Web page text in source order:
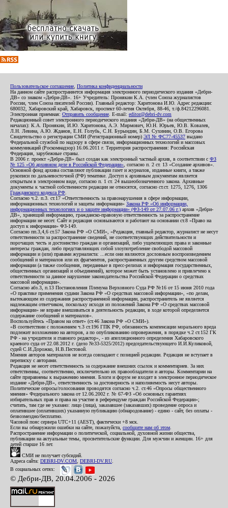
Пользовательское соглашение Политика конфиденциальности
На данном сайте распространяется информация электронного периодического издания «Дебри-
ДВ» со знаком «Дебри-ДВ». 16+ Учредитель: Пронякин К.А. (член Союза журналистов
России, член Союза писателей России). Главный редактор: Харитонова И.Ю. Адрес редакции:
680032, Хабаровский край, Хабаровск, проспект 60-летия Октября, 88-46, т./ф.84212296081.
Электронная приемная: Отправить сообщение . E-mail: editor@debri-dv.com
Редакционный совет электронного периодического издания «Дебри-ДВ» (на общественных
началах): К.А. Пронякин, И.Ю. Харитонова, А.Э. Мирмович, Ю.Н. Юрьев, Ю.В. Ковалев,
Л.Н. Левина, А.Ю. Жданов, Е.Н. Голубь, С.Н. Бурындин, Б.М. Сухинин, О.В. Егорова
Свидетельство о регистрации СМИ (Регистрационный номер) ЭЛ № ФС77-45537 выдано
Федеральной службой по надзору в сфере связи, информационных технологий и массовых
коммуникаций (Роскомнадзор) 16.06.2011 г. Территория распространения: Российская
Федерация, зарубежные страны.
В 2006 г. проект «Дебри-ДВ» был создан как электронный частный архив, в соответствии с ФЗ
№ 125 «Об архивном деле в Российской Федерации» , согласно п. 2 ст. 13 «Создание архивов».
Основной фонд архива составляют публикации газет и журналов, изданные книги, а также
рукописи по дальневосточной (РФ) тематике. Доступ к архивным документам является
открытым в электронном виде, согласно п. 1 ст. 24 вышеобозначенного закона. Архивные
документы к частной собственности редакции не относятся, согласно ст.ст. 1275, 1276, 1306
Гражданского кодекса РФ
Согласно ч.2. п.3. ст.17 «Ответственность за правонарушения в сфере информации,
информационных технологий и защиты информации» Закона РФ «Об информации,
информационных технологиях и о защите информации» (ФЗ-149 от 27.07.06 г.) архив «Дебри-
ДВ», хранящий информацию, гражданско-правовую ответственность за распространение
информации не несет. Сайт и редакция основываются и работают на основании ст.8 «Право на
доступ к информации» ФЗ-149.
Согласно пп.3,4,6 ст.57 Закона РФ «О СМИ», «Редакция, главный редактор, журналист не несут
ответственности за распространение сведений, не соответствующих действительности и
порочащих честь и достоинство граждан и организаций, либо ущемляющих права и законные
интересы граждан, либо представляющих собой злоупотребление свободой массовой
информации и (или) правами журналиста: ...если они являются дословным воспроизведением
сообщений и материалов или их фрагментов, распространенных другим средством массовой
информации (а также сообщения, переданные в пресс-релизах и информация государственных,
общественных организаций и объединений), которое может быть установлено и привлечено к
ответственности за данное нарушение законодательства Российской Федерации о средствах
массовой информации».
Согласно абз.3, п.13 Постановления Пленума Верховного Суда РФ №16 от 15 июня 2010 года
«О практике применения судами Закона РФ «О средствах массовой информации», «по делам,
вытекающим из содержания распространенной информации, распространитель не является
надлежащим ответчиком, поскольку исходя из положений Закона РФ «О средствах массовой
информации» не вправе вмешиваться в деятельность редакции, в ходе которой определяется
содержание сообщений и материалов».
Воспользуйтесь «Правом на ответ» (ст.46 Закона РФ «О СМИ»).
«В соответствии с положением ч.3 ст.196 ГПК РФ, обязанность компенсации морального вреда
подлежит возложению на авторов, а по опубликованию опровержения, в порядке ч.2 ст.152 ГК
РФ - на учредителя и главного редактор», - из апелляционного определения Хабаровского
краевого суда от 22.08.2012 г. (дело №33-5325/2012) председательствующего И.И.Куликовой,
судей С.И.Дорожко, Н.В.Пестовой.
Мнения авторов материалов не всегда совпадают с позицией редакции. Редакция не вступает в
переписку с авторами.
Редакция не несет ответственность за содержание внешних ссылок и комментариев. За них
ответственны, соответственно, исключительно их правообладатели и авторы. Комментарии на
сайте приравнены к выражению мнения. Блоги и форум не входят в электронное периодическое
издание «Дебри-ДВ», ответственность за достоверность и наполняемость несут авторы.
Политические опросы/голосования проводятся согласно ч.2. ст.46 «Опросы общественного
мнения» Федерального закона от 12.06.2002 г. № 67-ФЗ «Об основных гарантиях
избирательных прав и права на участие в референдуме граждан Российской Федерации»;
считать, там где не указано: лицо (лица), заказавшее (заказавших) проведение опроса и
оплатившее (оплативших) указанную публикацию (обнародование) - едино - сайт, без оплаты -
безвозмездно/бесплатно.
Часовой пояс сервера UTC+11 (AEST), фактически +8 мск.
Если вы обнаружили ошибки на сайте, пожалуйста, сообщите нам об этом
Распространение информации о политической, социальной, духовной жизни общества,
публикации на актуальные темы, просветительские функции. Для мужчин и женщин. 16+ для
детей старше 16 лет.
СМИ не получает субсидий.
Адреса сайта: DEBRI-DV.COM DEBRI-DV.RU
В социальных сетях:
© Дебри-ДВ, 20.04.2006 - 2026